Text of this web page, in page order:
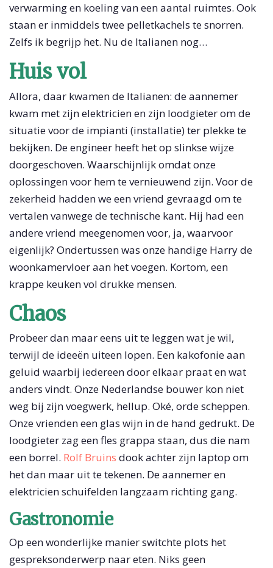
verwarming en koeling van een aantal ruimtes. Ook
staan er inmiddels twee pelletkachels te snorren.
Zelfs ik begrijp het. Nu de Italianen nog…
Huis vol
Allora, daar kwamen de Italianen: de aannemer
kwam met zijn elektricien en zijn loodgieter om de
situatie voor de impianti (installatie) ter plekke te
bekijken. De engineer heeft het op slinkse wijze
doorgeschoven. Waarschijnlijk omdat onze
oplossingen voor hem te vernieuwend zijn. Voor de
zekerheid hadden we een vriend gevraagd om te
vertalen vanwege de technische kant. Hij had een
andere vriend meegenomen voor, ja, waarvoor
eigenlijk? Ondertussen was onze handige Harry de
woonkamervloer aan het voegen. Kortom, een
krappe keuken vol drukke mensen.
Chaos
Probeer dan maar eens uit te leggen wat je wil,
terwijl de ideeën uiteen lopen. Een kakofonie aan
geluid waarbij iedereen door elkaar praat en wat
anders vindt. Onze Nederlandse bouwer kon niet
weg bij zijn voegwerk, hellup. Oké, orde scheppen.
Onze vrienden een glas wijn in de hand gedrukt. De
loodgieter zag een fles grappa staan, dus die nam
een borrel. Rolf Bruins dook achter zijn laptop om
het dan maar uit te tekenen. De aannemer en
elektricien schuifelden langzaam richting gang.
Gastronomie
Op een wonderlijke manier switchte plots het
gespreksonderwerp naar eten. Niks geen